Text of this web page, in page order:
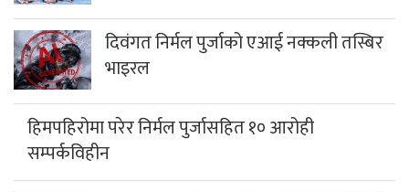
दिवंगत निर्मल पुर्जाको एआई नक्कली तस्बिर
भाइरल
हिमपहिरोमा परेर निर्मल पुर्जासहित १० आरोही
सम्पर्कविहीन